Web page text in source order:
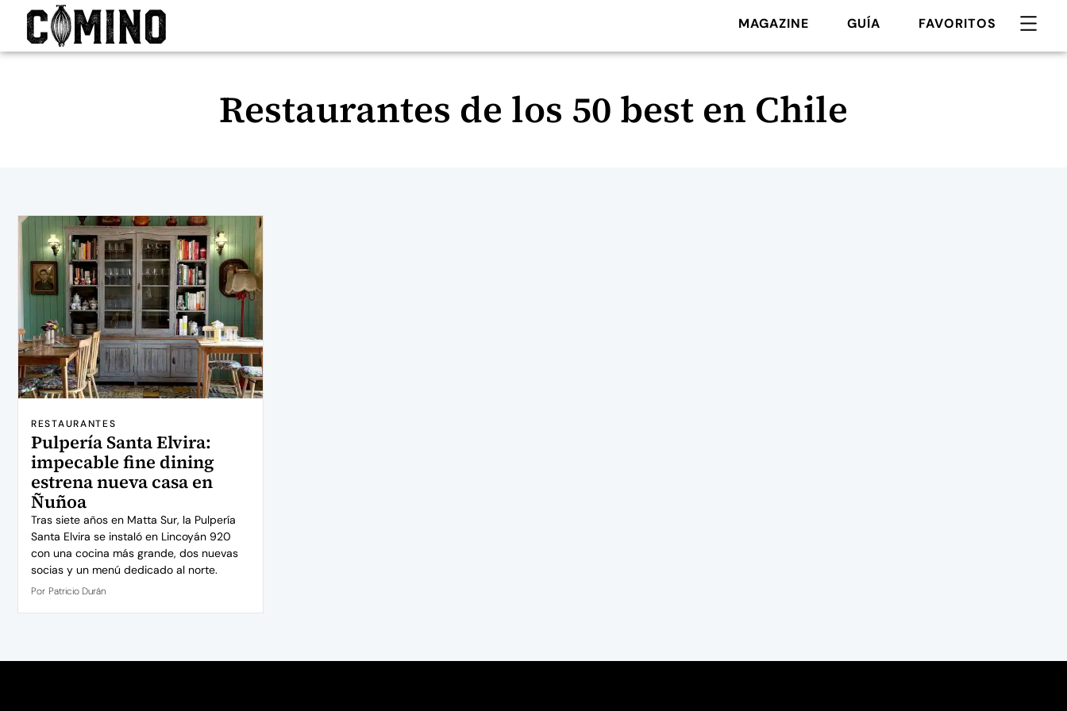
MAGAZINE GUÍA FAVORITOS
Restaurantes de los 50 best en Chile
RESTAURANTES
Pulpería Santa Elvira:
impecable fine dining
estrena nueva casa en
Ñuñoa
Tras siete años en Matta Sur, la Pulpería
Santa Elvira se instaló en Lincoyán 920
con una cocina más grande, dos nuevas
socias y un menú dedicado al norte.
Por Patricio Durán